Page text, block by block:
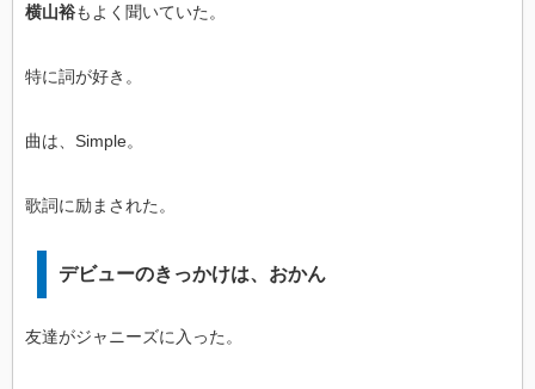
横山裕もよく聞いていた。
特に詞が好き。
曲は、Simple。
歌詞に励まされた。
デビューのきっかけは、おかん
友達がジャニーズに入った。